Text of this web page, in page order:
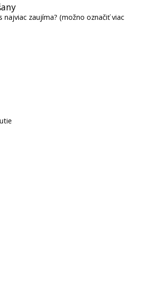
najviac zaujíma? (možno označiť viac